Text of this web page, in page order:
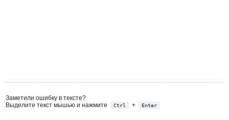
Заметили ошибку в тексте?
Выделите текст мышью и нажмите
Ctrl + Enter